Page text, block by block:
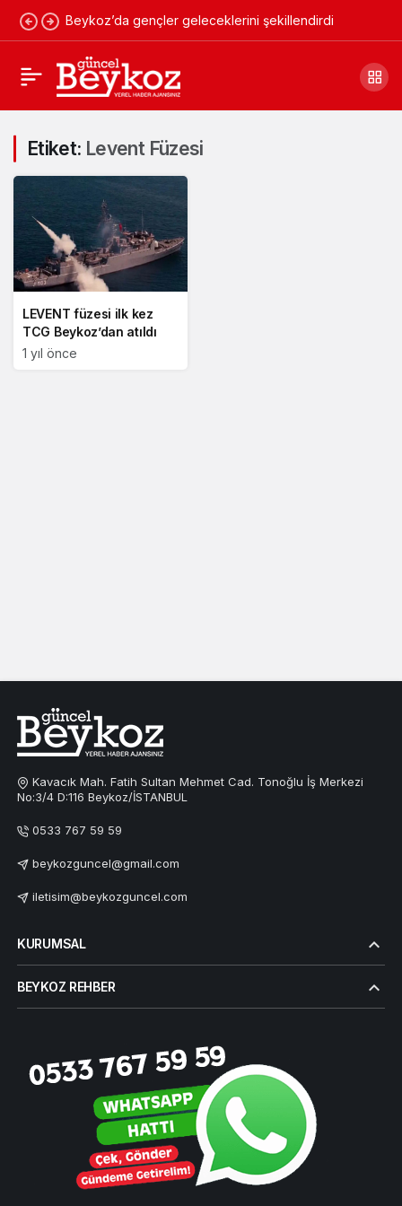
Beykoz’da gençler geleceklerini şekillendirdi
Etiket: Levent Füzesi
LEVENT füzesi ilk kez
TCG Beykoz’dan atıldı
1 yıl önce
Kavacık Mah. Fatih Sultan Mehmet Cad. Tonoğlu İş Merkezi
No:3/4 D:116 Beykoz/İSTANBUL
0533 767 59 59
beykozguncel@gmail.com
iletisim@beykozguncel.com
KURUMSAL
BEYKOZ REHBER